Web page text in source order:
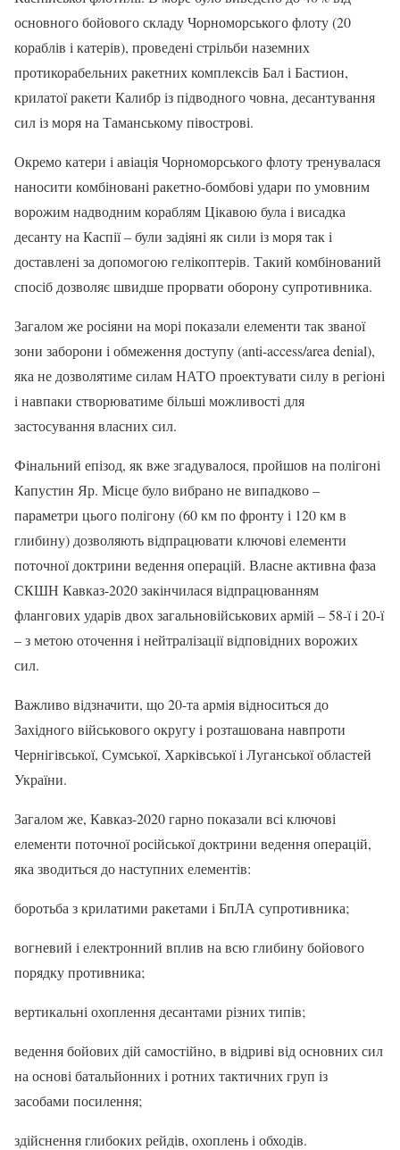
основного бойового складу Чорноморського флоту (20
кораблів і катерів), проведені стрільби наземних
протикорабельних ракетних комплексів Бал і Бастион,
крилатої ракети Калибр із підводного човна, десантування
сил із моря на Таманському півострові.
Окремо катери і авіація Чорноморського флоту тренувалася
наносити комбіновані ракетно-бомбові удари по умовним
ворожим надводним кораблям Цікавою була і висадка
десанту на Каспії – були задіяні як сили із моря так і
доставлені за допомогою гелікоптерів. Такий комбінований
спосіб дозволяє швидше прорвати оборону супротивника.
Загалом же росіяни на морі показали елементи так званої
зони заборони і обмеження доступу (anti-access/area denial),
яка не дозволятиме силам НАТО проектувати силу в регіоні
і навпаки створюватиме більші можливості для
застосування власних сил.
Фінальний епізод, як вже згадувалося, пройшов на полігоні
Капустин Яр. Місце було вибрано не випадково –
параметри цього полігону (60 км по фронту і 120 км в
глибину) дозволяють відпрацювати ключові елементи
поточної доктрини ведення операцій. Власне активна фаза
СКШН Кавказ-2020 закінчилася відпрацюванням
флангових ударів двох загальновійськових армій – 58-ї і 20-ї
– з метою оточення і нейтралізації відповідних ворожих
сил.
Важливо відзначити, що 20-та армія відноситься до
Західного військового округу і розташована навпроти
Чернігівської, Сумської, Харківської і Луганської областей
України.
Загалом же, Кавказ-2020 гарно показали всі ключові
елементи поточної російської доктрини ведення операцій,
яка зводиться до наступних елементів:
боротьба з крилатими ракетами і БпЛА супротивника;
вогневий і електронний вплив на всю глибину бойового
порядку противника;
вертикальні охоплення десантами різних типів;
ведення бойових дій самостійно, в відриві від основних сил
на основі батальйонних і ротних тактичних груп із
засобами посилення;
здійснення глибоких рейдів, охоплень і обходів.